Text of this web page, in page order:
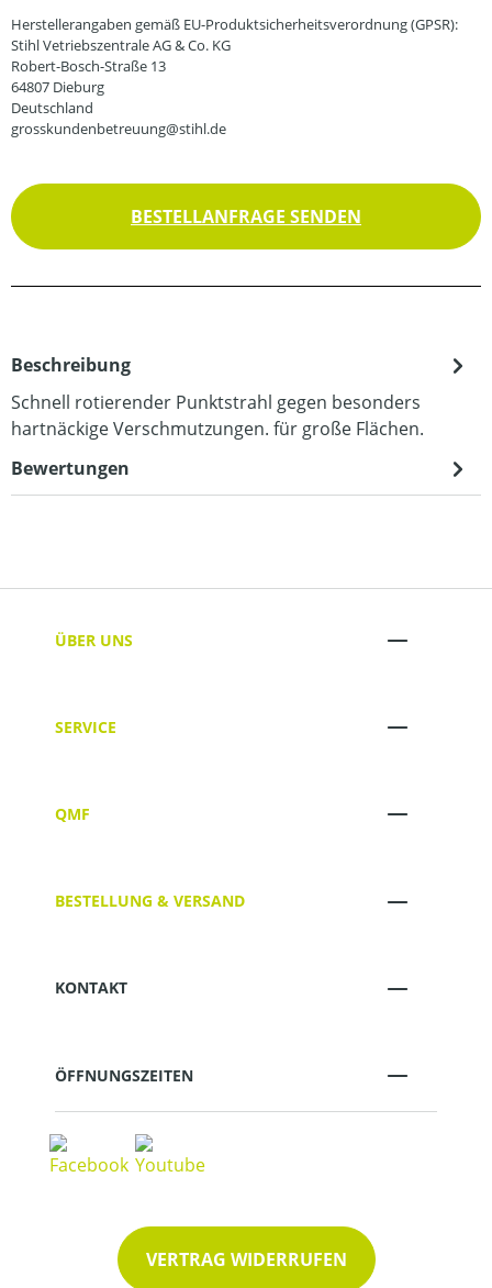
Herstellerangaben gemäß EU-Produktsicherheitsverordnung (GPSR):
Stihl Vetriebszentrale AG & Co. KG
Robert-Bosch-Straße 13
64807 Dieburg
Deutschland
grosskundenbetreuung@stihl.de
BESTELLANFRAGE SENDEN
Beschreibung
Schnell rotierender Punktstrahl gegen besonders
hartnäckige Verschmutzungen. für große Flächen.
Bewertungen
ÜBER UNS
SERVICE
QMF
BESTELLUNG & VERSAND
KONTAKT
ÖFFNUNGSZEITEN
VERTRAG WIDERRUFEN